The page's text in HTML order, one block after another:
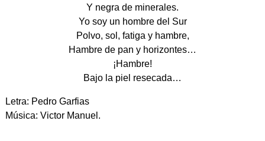
Y negra de minerales.
Yo soy un hombre del Sur
Polvo, sol, fatiga y hambre,
Hambre de pan y horizontes…
¡Hambre!
Bajo la piel resecada…
Letra: Pedro Garfias
Música: Victor Manuel.